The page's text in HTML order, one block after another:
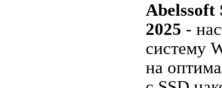
Abelssoft
2025 -
систему
на